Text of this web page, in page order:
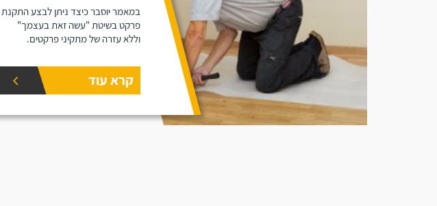
במאמר יוסבר כיצד ניתן לבצע התקנת
פרקט בשיטת "עשה זאת בעצמך"
וללא עזרה של מתקיני פרקטים.
קרא עוד